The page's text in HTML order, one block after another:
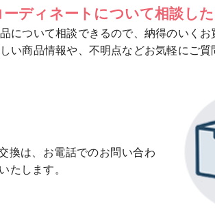
ーディネートについて相談し
について相談できるので、納得のいく
い商品情報や、不明点などお気軽にご質
換は、お電話でのお問い合わ
たします。